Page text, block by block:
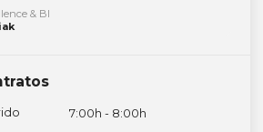
& BI
7:00h - 8:00h